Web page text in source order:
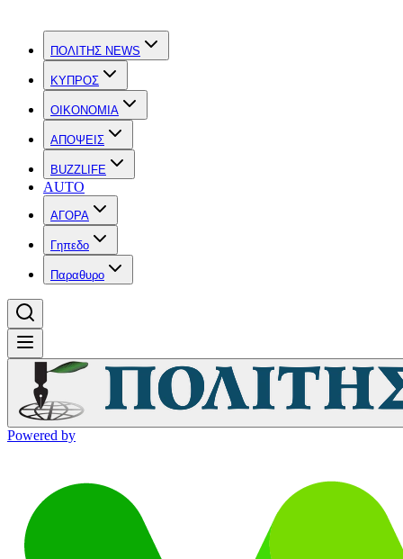
ΠΟΛΙΤΗΣ NEWS
ΚΥΠΡΟΣ
OIKONOMIA
ΑΠΟΨΕΙΣ
BUZZLIFE
AUTO
ΑΓΟΡΑ
Γηπεδο
Παραθυρο
Powered by